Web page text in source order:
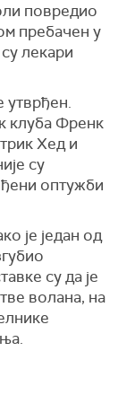
повредио
пребачен у
лекари
утврђен.
клуба Френк
Хед и
су
оптужби
је један од
су да је
волана, на